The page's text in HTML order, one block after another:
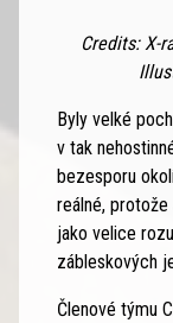
Credits: X-
Byly velké
v tak
bezesporu
reálné,
jako velice
zábleskových
Členové týmu